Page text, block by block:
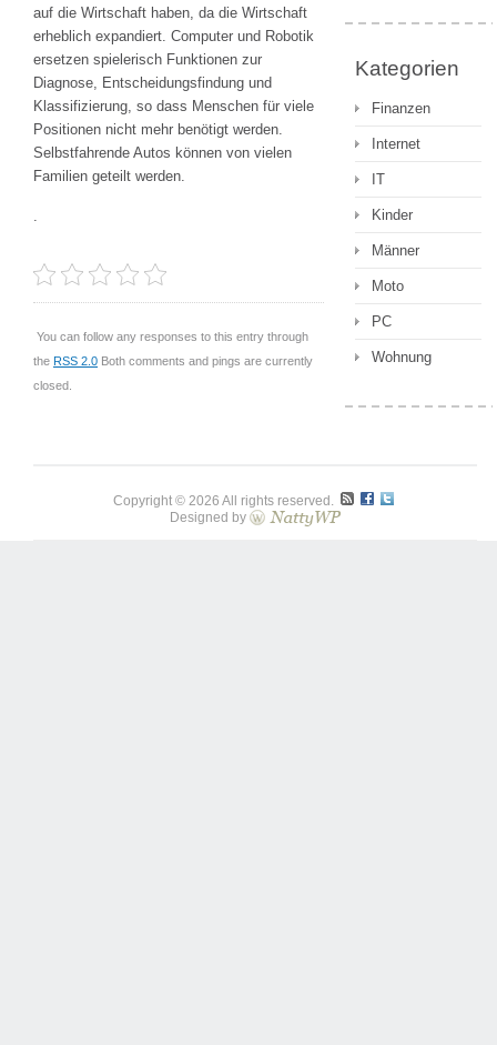
auf die Wirtschaft haben, da die Wirtschaft
erheblich expandiert. Computer und Robotik
ersetzen spielerisch Funktionen zur
Diagnose, Entscheidungsfindung und
Klassifizierung, so dass Menschen für viele
Positionen nicht mehr benötigt werden.
Selbstfahrende Autos können von vielen
Familien geteilt werden.
.
You can follow any responses to this entry through
the RSS 2.0 Both comments and pings are currently
closed.
Kategorien
Finanzen
Internet
IT
Kinder
Männer
Moto
PC
Wohnung
Copyright © 2026 All rights reserved.
Designed by